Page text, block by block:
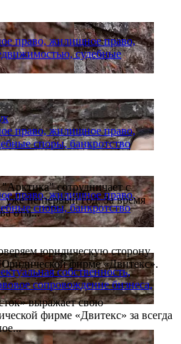
право, жилищное право,
судебные
право, жилищное право,
споры, банкротство
право, жилищное право,
споры, банкротство
собственность,
сопровождение бизнеса,
сотрудничает с
не первый год. За время
отм...
юридическую сторону
фирме «Двитекс».
выражает свою
фирме «Двитекс» за всегда